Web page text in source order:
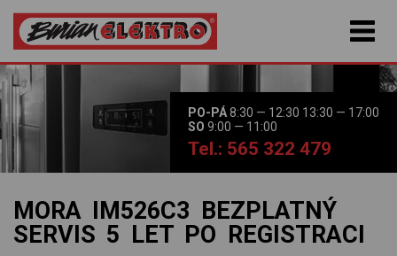
PO-PÁ8:30 — 12:30 13:30 — 17:00
SO 9:00 — 11:00
Tel.: 565 322 479
MORA IM526C3 BEZPLATNÝ
SERVIS 5 LET PO REGISTRACI